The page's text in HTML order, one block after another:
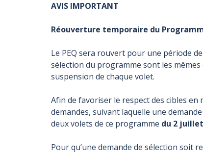
AVIS IMPORTANT
Réouverture temporaire du
Le PEQ sera rouvert pour une période
sélection du programme sont les mêmes
suspension de chaque volet.
Afin de favoriser le respect des cibles
demandes, suivant laquelle une
deux volets de ce programme du 2 juillet
Pour qu’une demande de sélection soit